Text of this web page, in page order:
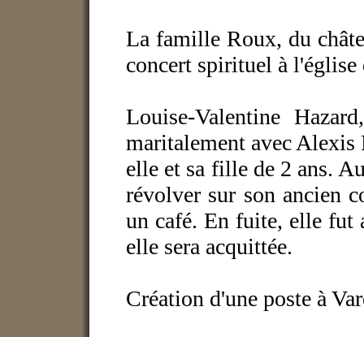
La famille Roux, du
concert spirituel à l'église
Louise-Valentine
maritalement avec Alexis
elle et sa fille de 2 ans.
révolver sur son ancien
un café. En fuite, elle fut
elle sera acquittée.
Création d'une poste à